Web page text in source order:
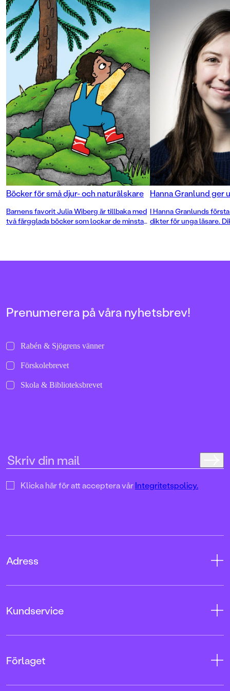
Böcker för små djur- och naturälskare
Barnens favorit Julia Wiberg är tillbaka med
två färgglada böcker som lockar de minsta
Hanna Granlund ger
I Hanna Granlunds
dikter för unga läsare.
stora frågorna och
Prenumerera på våra nyhetsbrev!
Rabén & Sjögrens vänner
Förskolebrevet
Skola & Biblioteksbrevet
Klicka här för att acceptera vårIntegritetspolicy.
Adress
103 12 Stockholm
Kundservice
Kundservice
Användarvillkor intressenter
Förlaget